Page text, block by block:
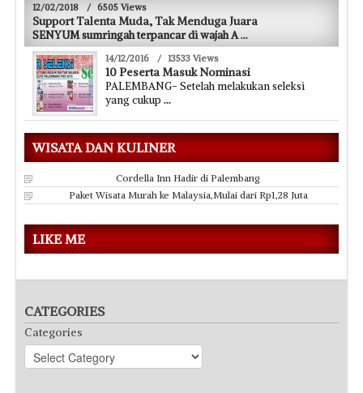
12/02/2018 / 6505 Views
Support Talenta Muda, Tak Menduga Juara
SENYUM sumringah terpancar di wajah A...
14/12/2016 / 13533 Views
10 Peserta Masuk Nominasi
PALEMBANG- Setelah melakukan seleksi
yang cukup ...
WISATA DAN KULINER
Cordella Inn Hadir di Palembang
Paket Wisata Murah ke Malaysia,Mulai dari Rp1,28 Juta
LIKE ME
CATEGORIES
Categories